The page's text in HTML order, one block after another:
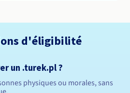
d'éligibilité
un .turek.pl ?
physiques ou morales, sans